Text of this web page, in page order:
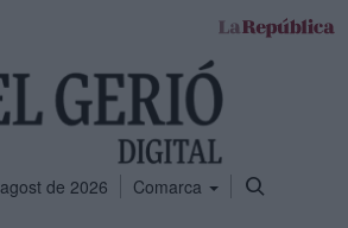
de 2026 Comarca